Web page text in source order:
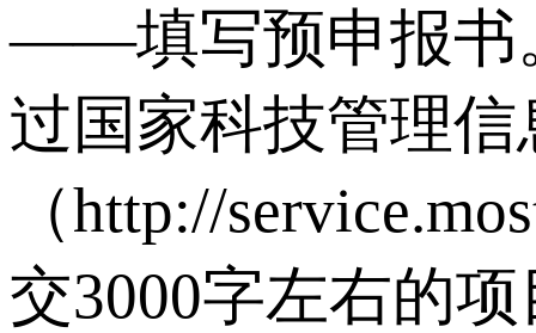
——填写预申报书
过国家科技管理
（http://
交3000字左右的